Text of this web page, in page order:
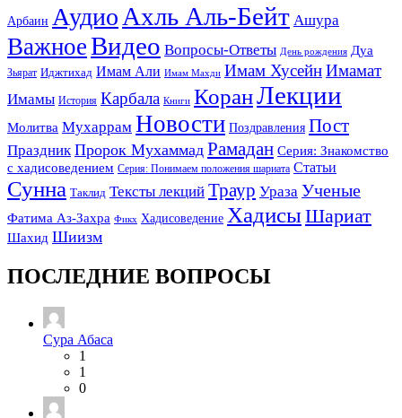
Арбаин Аудио Ахль Аль-Бейт Ашура
ВажноеВидео Вопросы-Ответы День рождения Дуа
Зьярат Иджтихад Имам Али Имам Махди Имам ХусейнИмамат
Имамы История Карбала Книги КоранЛекции
Молитва Мухаррам Новости Поздравления Пост
Праздник Пророк Мухаммад Рамадан Серия: Знакомство
с хадисоведением Серия: Понимаем положения шариата Статьи
Сунна Таклид Тексты лекций Траур Ураза Ученые
Фатима Аз-Захра Фикх Хадисоведение ХадисыШариат
Шахид Шиизм
ПОСЛЕДНИЕ ВОПРОСЫ
Сура Абаса
1
1
0